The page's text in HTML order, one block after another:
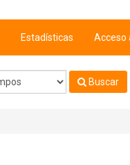
Estadísticas Acceso
Buscar